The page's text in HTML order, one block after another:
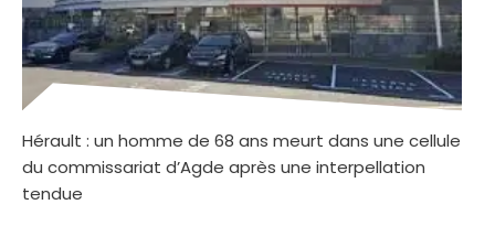
Hérault : un homme de 68 ans meurt dans une cellule
du commissariat d’Agde après une interpellation
tendue